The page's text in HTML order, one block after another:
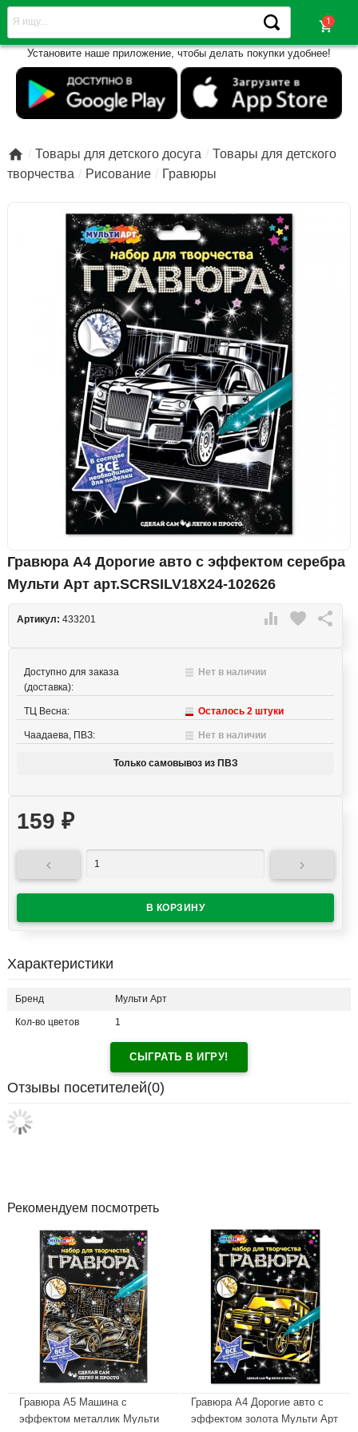
shopping_cart
Установите наше приложение, чтобы делать покупки удобнее!
 Товары для детского досуга
Товары для детского
творчества
Рисование Гравюры
Гравюра А4 Дорогие авто с эффектом серебра
Мульти Арт арт.SCRSILV18X24-102626
 favorite 
Артикул: 433201
Доступно для заказа
(доставка):
Нет в наличии
ТЦ Весна: Осталось 2 штуки
Чаадаева, ПВЗ: Нет в наличии
Только самовывоз из ПВЗ
159 ₽
 
Характеристики
Бренд Мульти Арт
Кол-во цветов 1
СЫГРАТЬ В ИГРУ!
Отзывы посетителей(0)
Рекомендуем посмотреть
Гравюра А5 Машина с
эффектом металлик Мульти
Гравюра А4 Дорогие авто с
эффектом золота Мульти Арт